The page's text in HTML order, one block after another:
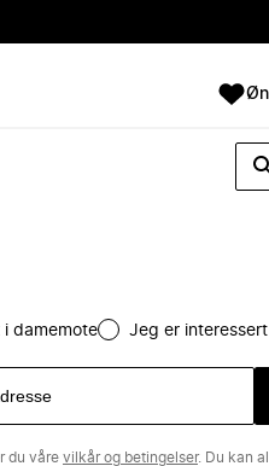
damemote Jeg er
du våre vilkår og betingelser. Du kan